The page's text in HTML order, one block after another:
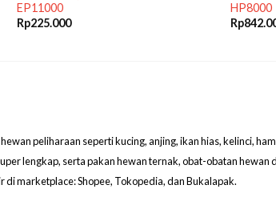
EP11000
Rp225.000
HP8000
Rp
peliharaan seperti kucing, anjing, ikan hias, kelinci,
lengkap, serta pakan hewan ternak, obat-obatan hewan
marketplace: Shopee, Tokopedia, dan Bukalapak.